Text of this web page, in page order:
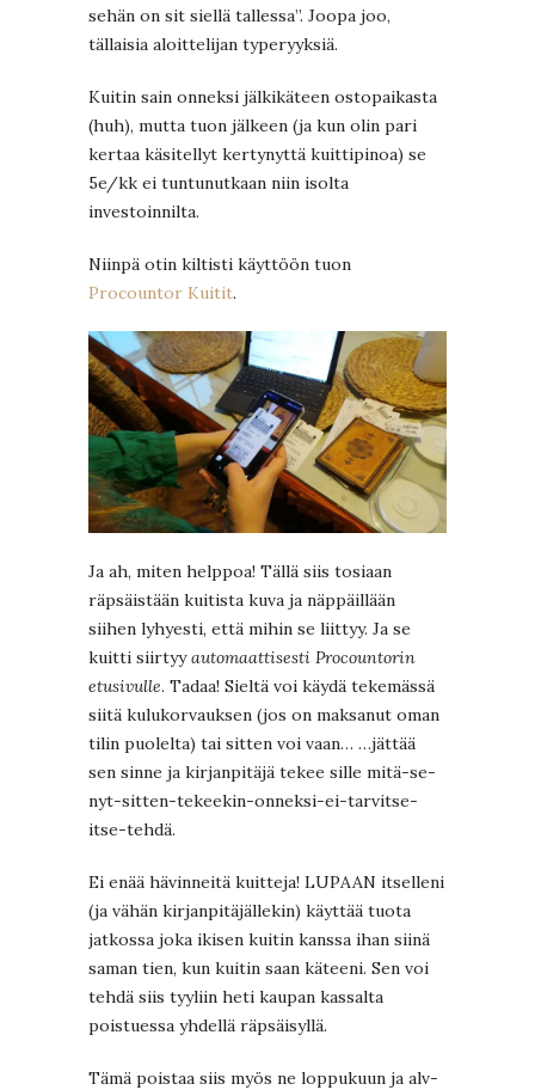
sehän on sit siellä tallessa”. Joopa joo,
tällaisia aloittelijan typeryyksiä.
Kuitin sain onneksi jälkikäteen ostopaikasta
(huh), mutta tuon jälkeen (ja kun olin pari
kertaa käsitellyt kertynyttä kuittipinoa) se
5e/kk ei tuntunutkaan niin isolta
investoinnilta.
Niinpä otin kiltisti käyttöön tuon
Procountor Kuitit.
Ja ah, miten helppoa! Tällä siis tosiaan
räpsäistään kuitista kuva ja näppäillään
siihen lyhyesti, että mihin se liittyy. Ja se
kuitti siirtyyautomaattisesti Procountorin
etusivulle. Tadaa! Sieltä voi käydä tekemässä
siitä kulukorvauksen (jos on maksanut oman
tilin puolelta) tai sitten voi vaan… …jättää
sen sinne ja kirjanpitäjä tekee sille mitä-se-
nyt-sitten-tekeekin-onneksi-ei-tarvitse-
itse-tehdä.
Ei enää hävinneitä kuitteja! LUPAAN itselleni
(ja vähän kirjanpitäjällekin) käyttää tuota
jatkossa joka ikisen kuitin kanssa ihan siinä
saman tien, kun kuitin saan käteeni. Sen voi
tehdä siis tyyliin heti kaupan kassalta
poistuessa yhdellä räpsäisyllä.
Tämä poistaa siis myös ne loppukuun ja alv-